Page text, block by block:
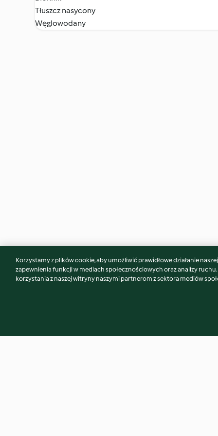
Tłuszcz nasycony
Węglowodany
Może spodoba Ci się również...
Korzystamy z plików cookie, aby umożliwić prawidłowe działanie
zapewnienia funkcji w mediach społecznościowych oraz analizy
korzystania z naszej witryny naszymi partnerom z sektora mediów